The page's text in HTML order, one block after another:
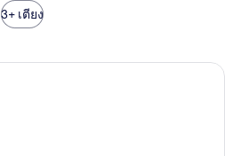
3+ เตียง
ห้องอีโคโนมีซิงเกิล | โต๊ะทำงาน, ผ้าม่